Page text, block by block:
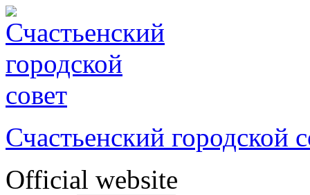
Счастьенский городской
Official website